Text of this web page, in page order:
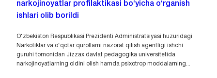
narkojinoyatlar profilaktikasi bo‘yicha o‘rganish
ishlari olib borildi
O‘zbekiston Respublikasi Prezidenti Administratsiyasi huzuridagi
Narkotiklar va o‘qotar qurollarni nazorat qilish agentligi ishchi
guruhi tomonidan Jizzax davlat pedagogika universitetida
narkojinoyatlarning oldini olish hamda psixotrop moddalarning...